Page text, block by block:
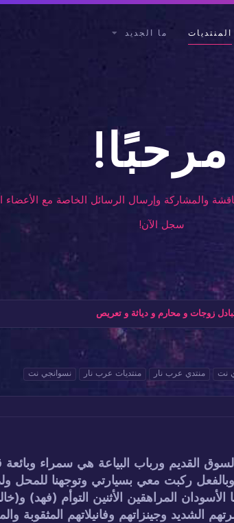
المنتديات ما الجديد
مرحبًا!
والمشاركة وإرسال الرسائل الخاصة مع الأعضاء
سجل الآن!
زوجات و محارم و دياثة و تعريص
نت منتدي عرب نار منتديات عرب نار نسوانجي نت
في السوق القديم ورباب البياعة هي سمراء
وبالفعل ركبت معي بسيارتي وتوجهنا
الشديد وجينزاتهم وفانيلاتهم